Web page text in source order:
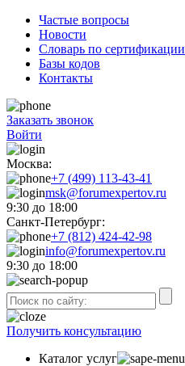
Частые вопросы
Новости
Словарь по сертификации
Базы кодов
Контакты
Заказать звонок
Войти
Москва:
+7 (499) 113-43-41
msk@forumexpertov.ru
9:30 до 18:00
Санкт-Петербург:
+7 (812) 424-42-98
info@forumexpertov.ru
9:30 до 18:00
Получить консультацию
Каталог услуг